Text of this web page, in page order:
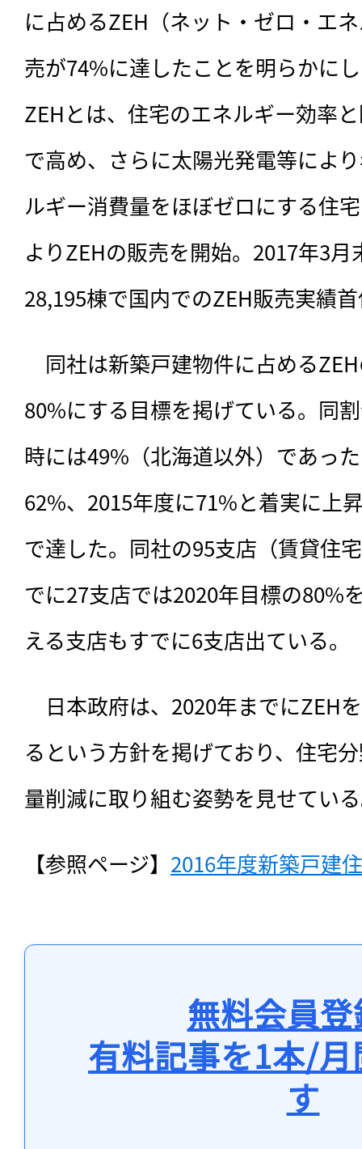
に占めるZEH（ネット・ゼロ・エ
売が74%に達したことを明らかに
ZEHとは、住宅のエネルギー効率
で高め、さらに太陽光発電等によ
ルギー消費量をほぼゼロにする住
よりZEHの販売を開始。2017年3
28,195棟で国内でのZEH販売実績
同社は新築戸建物件に占める
80%にする目標を掲げている。同
時には49%（北海道以外）であっ
62%、2015年度に71%と着実に上
で達した。同社の95支店（賃貸住
でに27支店では2020年目標の80%
える支店もすでに6支店出ている。
日本政府は、2020年までにZEH
るという方針を掲げており、住宅
量削減に取り組む姿勢を見せてい
【参照ページ】 2016年度新築戸建
無料会員
有料記事を1本/
す